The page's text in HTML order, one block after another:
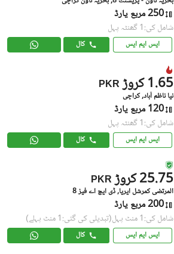
250 مربع یارڈ
شامل کی:1 گھنٹہ پہل
ایس ایم ایس کال
PKR 1.65 کروڑ
نیا ناظم آباد, کراچی
120 مربع یارڈ
شامل کی:1 گھنٹہ پہل
ایس ایم ایس کال
PKR 25.75 کروڑ
المرتضی کمرشل ایریا, ڈی ایچ اے فیز 8
200 مربع یارڈ
شامل کی:1 منٹ پہل (تبدیلی کی گئی:1 منٹ پہلے)
ایس ایم ایس کال